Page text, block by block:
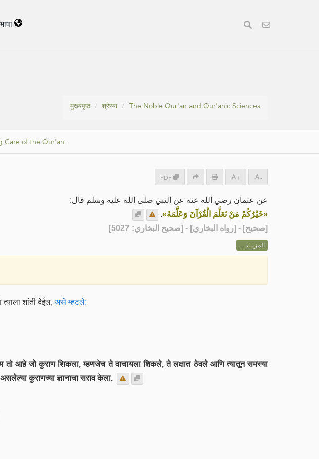
भाषा
मुख्यपृष्ठ श्रेण्या The Noble Qur'an and Qur'anic Sciences
Care of the Qur'an .
PDF + -
عن عثمان رضي الله عنه عن النبي صلى الله عليه وسلم قال:
«خَيْرُكُمْ مَنْ تَعَلَّمَ الْقُرْآنَ وَعَلَّمَهُ».
[صحيح] - [رواه البخاري] - [صحيح البخاري: 5027]
المزيــد ...
शांती देईल, असे म्हटले:
तो आहे जो कुराण शिकला, म्हणजेच ते वाचायला शिकले, ते लक्षात ठेवले आणि त्यातून समस्या
कुराणच्या ज्ञानाचा सराव केला.